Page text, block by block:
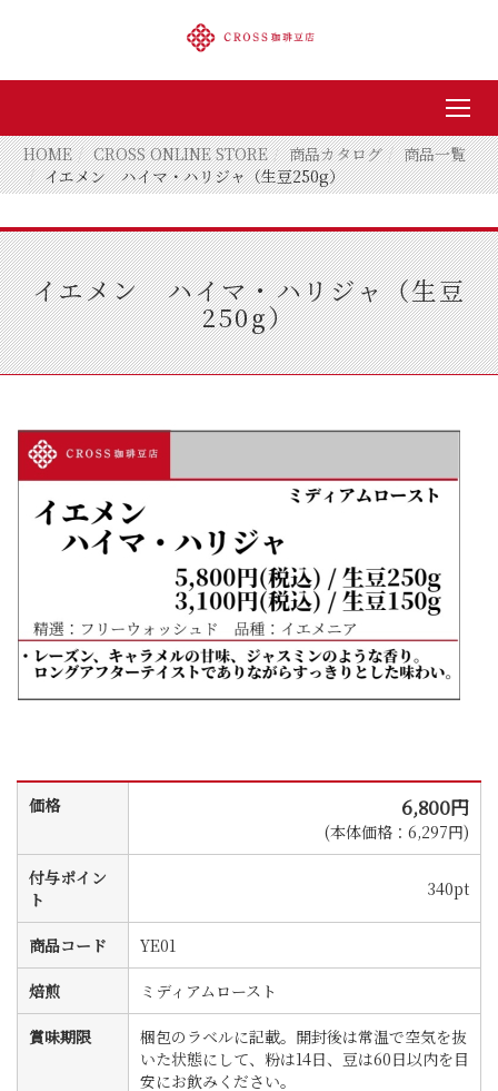
HOME CROSS ONLINE STORE 商品カタログ
商品一覧
イエメン ハイマ・ハリジャ（生豆250g）
イエメン ハイマ・ハリジャ（生豆
250g）
価格 6,800円
(本体価格：6,297円)
付与ポイン
ト
340pt
商品コード YE01
焙煎 ミディアムロースト
賞味期限
梱包のラベルに記載。開封後は常温で空気を抜
いた状態にして、粉は14日、豆は60日以内を目
安にお飲みください。